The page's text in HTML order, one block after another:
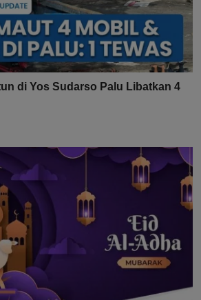
di Yos Sudarso Palu Libatkan 4